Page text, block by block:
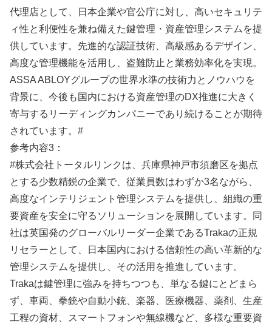
代理店として、日本企業や官公庁に対し、高いセキュリテ
ィ性と利便性を兼ね備えた鍵管理・資産管理システムを提
供しています。先進的な認証技術、高級感あるデザイン、
高度な管理機能を活用し、盗難防止と業務効率化を実現。
ASSA ABLOYグループの世界水準の技術力とノウハウを
背景に、今後も国内における資産管理のDX推進に大きく
寄与するリーディングカンパニーであり続けることが期待
されています。#
参考内容3：
#株式会社トータルリンクは、兵庫県神戸市須磨区を拠点
とする少数精鋭の企業で、従業員数はわずか3名ながら、
高度なインテリジェント管理システムを提供し、組織の重
要資産を安全に守るソリューションを展開しています。同
社は英国発のグローバルリーダー企業であるTrakaの正規
リセラーとして、日本国内における信頼性の高い革新的な
管理システムを提供し、その活用を推進しています。
Trakaは鍵管理に強みを持ちつつも、単なる鍵にとどまら
ず、車両、拳銃や自動小銃、楽器、医療機器、薬剤、生産
工程の資材、スマートフォンや無線機など、多様な重要資